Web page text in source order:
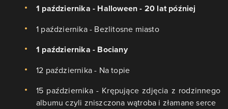
1 października - Halloween - 20 lat później
1 października - Bezlitosne miasto
1 października - Bociany
12 października - Na topie
15 października - Krępujące zdjęcia z rodzinnego
albumu czyli zniszczona wątroba i złamane serce